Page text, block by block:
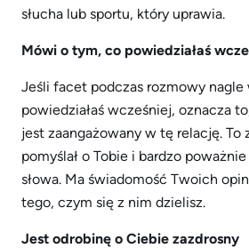
słucha lub sportu, który uprawia.
Mówi o tym, co powiedziałaś
Jeśli facet podczas rozmowy nagle
powiedziałaś wcześniej, oznacza
jest zaangażowany w tę relację. To
pomyślał o Tobie i bardzo
słowa. Ma świadomość Twoich
tego, czym się z nim dzielisz.
Jest odrobinę o Ciebie zazdrosny